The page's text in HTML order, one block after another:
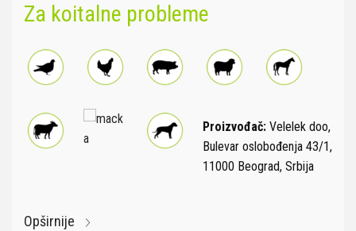
Za koitalne probleme
Proizvođač: Velelek doo,
Bulevar oslobođenja 43/1,
11000 Beograd, Srbija
Opširnije